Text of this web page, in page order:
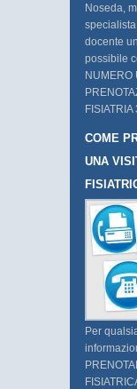
Noseda,
docente
possibile
NUMERO
COME
UNA
Per